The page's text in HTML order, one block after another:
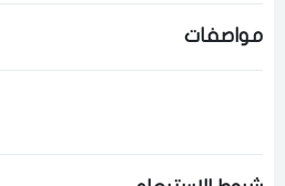
مواصفات